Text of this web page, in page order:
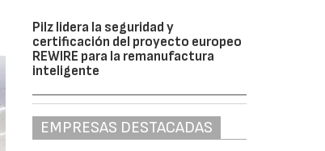
Pilz lidera la seguridad y
certificación del proyecto europeo
REWIRE para la remanufactura
inteligente
EMPRESAS DESTACADAS